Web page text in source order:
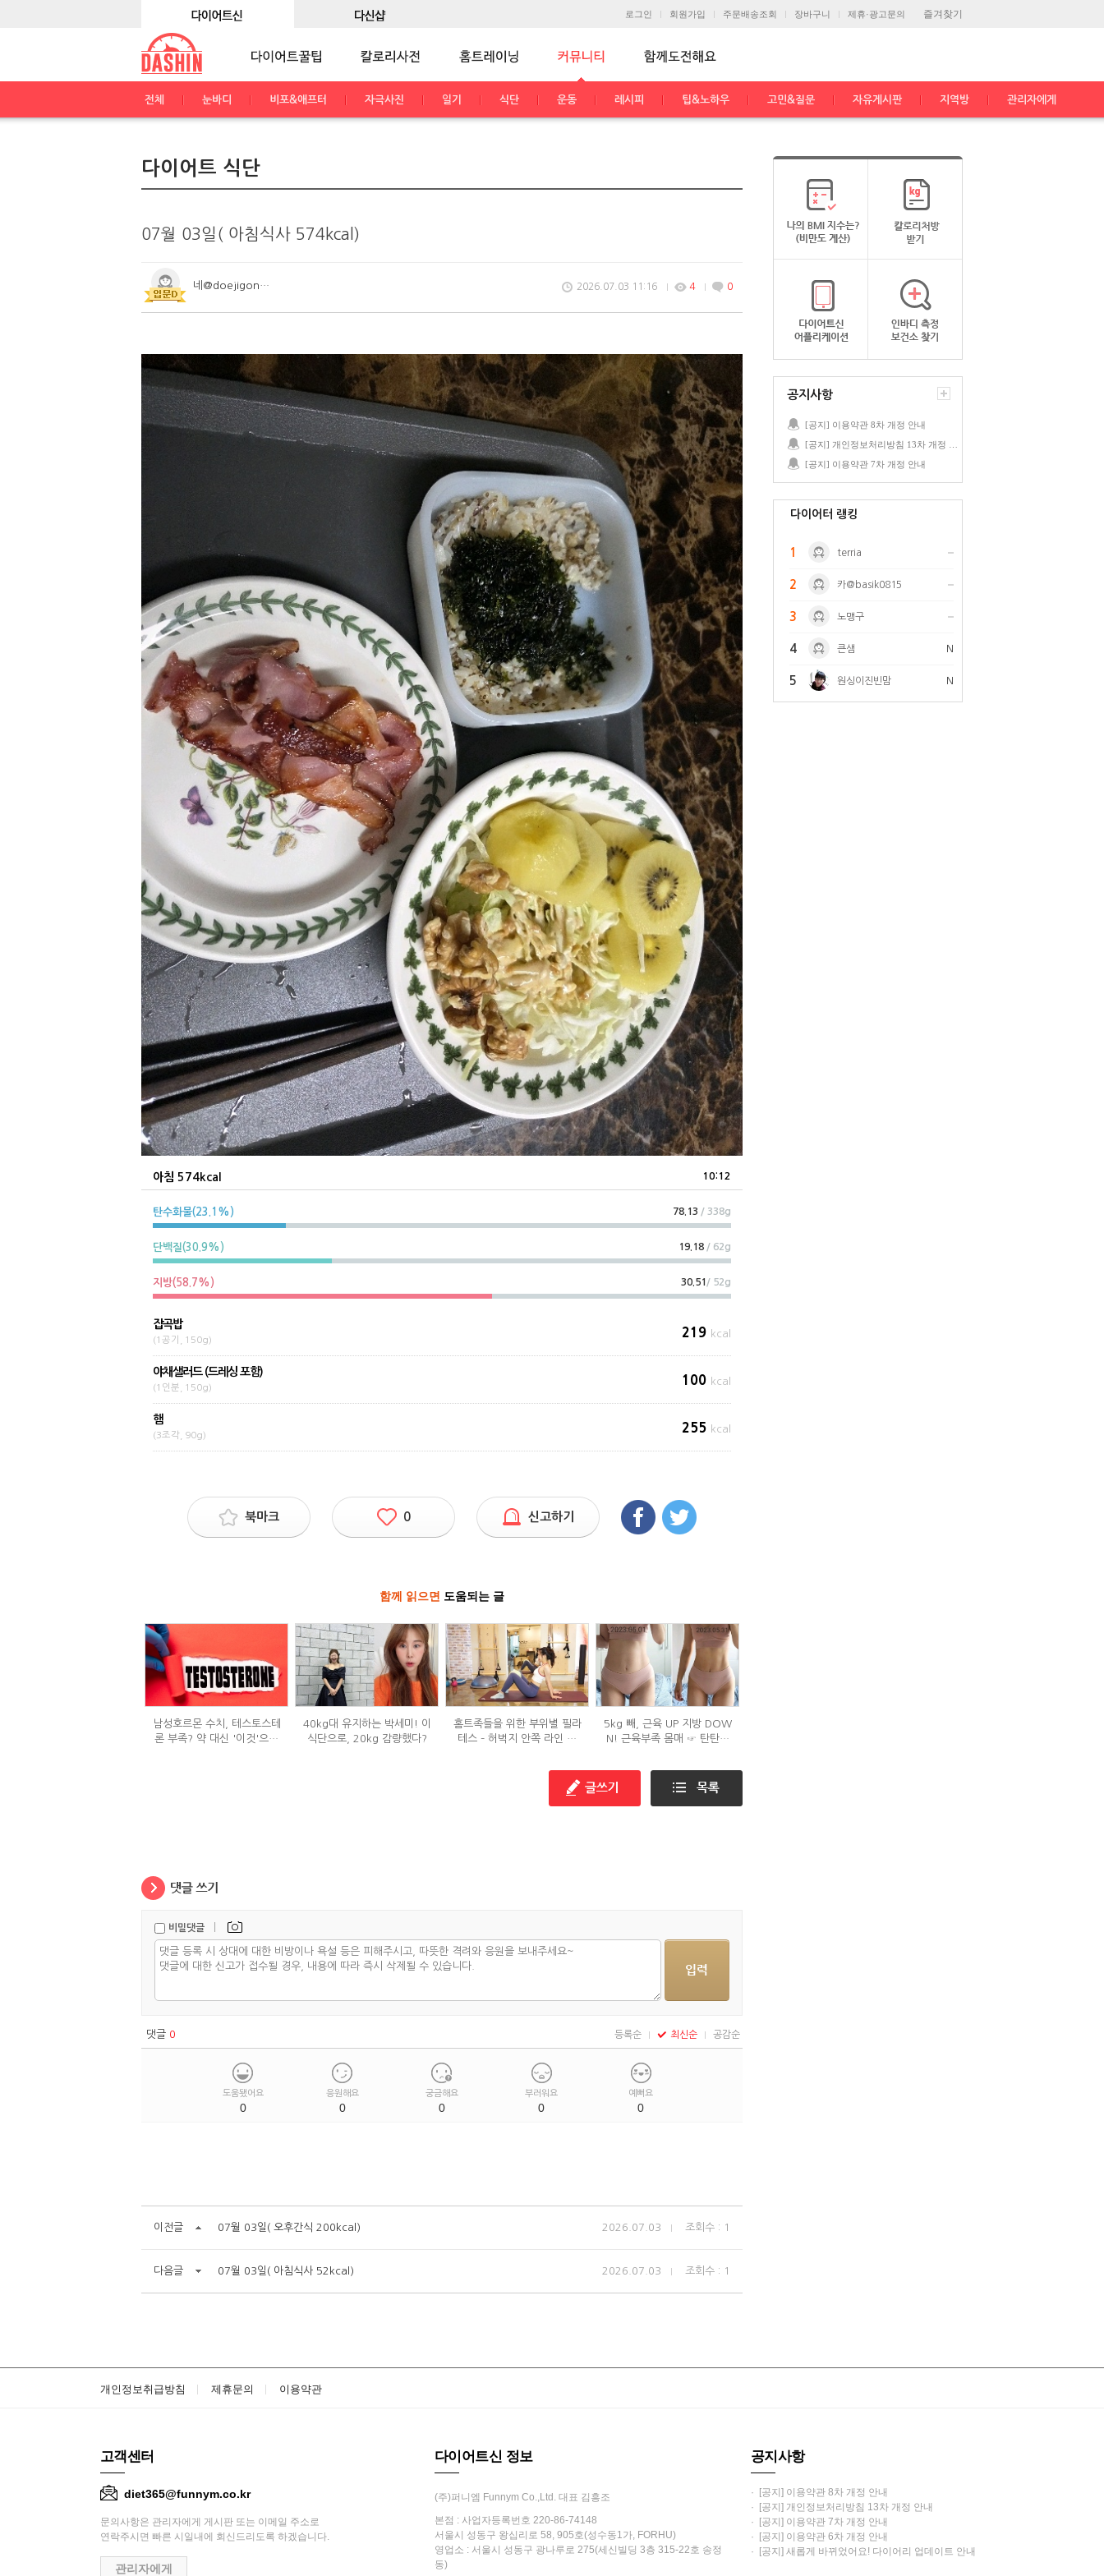
즐겨찾기
로그인 회원가입 주문배송조회 장바구니 제휴·광고문의
전체 눈바디 비포&애프터 자극사진 일기 식단 운동 레시피 팁&노하우 고민&질문 자유게시판 지역방 관리자에게
다이어트 식단
07월 03일( 아침식사 574kcal)
네@doejigongju 2026.07.03 11:16 4 0
아침 574kcal 10:12
탄수화물(23.1%) 78.13 / 338g
단백질(30.9%) 19.18 / 62g
지방(58.7%) 30.51 / 52g
잡곡밥
(1공기, 150g)
219 kcal
야채샐러드 (드레싱 포함)
(1인분, 150g)
100 kcal
햄
(3조각, 90g)
255 kcal
북마크 0 신고하기
함께 읽으면 도움되는 글
남성호르몬 수치, 테스토스테
론 부족? 약 대신 '이것'으로
40kg대 유지하는 박세미! 이
식단으로, 20kg 감량했다?
홈트족들을 위한 부위별 필라
테스 – 허벅지 안쪽 라인 만
5kg 빼, 근육 UP 지방 DOW
N! 근육부족 몸매 ☞ 탄탄몸
비밀댓글 |
댓글 0 등록순 최신순 공감순
도움됐어요
0
응원해요
0
궁금해요
0
부러워요
0
예뻐요
0
이전글 07월 03일( 오후간식 200kcal) 2026.07.03 조회수 : 1
다음글 07월 03일( 아침식사 52kcal) 2026.07.03 조회수 : 1
공지사항
[공지] 이용약관 8차 개정 안내
[공지] 이용약관 7차 개정 안내
다이어터 랭킹
1 terria
2 카@basik0815
3 노맹구
4 큰샘 N
5 원싱이진빈맘 N
개인정보취급방침 제휴문의 이용약관
고객센터
diet365@funnym.co.kr
문의사항은 관리자에게 게시판 또는 이메일 주소로
연락주시면 빠른 시일내에 회신드리도록 하겠습니다.
관리자에게
다이어트신 정보
(주)퍼니엠 Funnym Co.,Ltd. 대표 김흥조
본점 : 사업자등록번호 220-86-74148
서울시 성동구 왕십리로 58, 905호(성수동1가, FORHU)
영업소 : 서울시 성동구 광나루로 275(세신빌딩 3층 315-22호 송정
동)
공지사항
· [공지] 이용약관 8차 개정 안내
· [공지] 개인정보처리방침 13차 개정 안내
· [공지] 이용약관 7차 개정 안내
· [공지] 이용약관 6차 개정 안내
· [공지] 새롭게 바뀌었어요! 다이어리 업데이트 안내